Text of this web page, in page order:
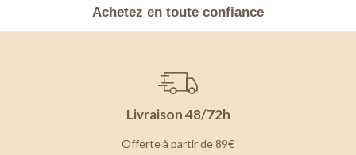
Achetez en toute confiance
Livraison 48/72h
Offerte à partir de 89€